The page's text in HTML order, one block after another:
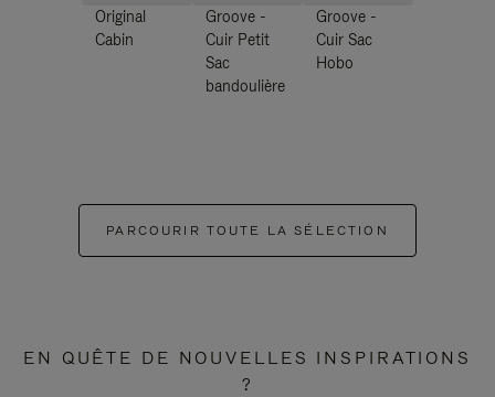
Original
Cabin
Groove -
Cuir Petit
Sac
bandoulière
Groove -
Cuir Sac
Hobo
PARCOURIR TOUTE LA SÉLECTION
EN QUÊTE DE NOUVELLES INSPIRATIONS
?